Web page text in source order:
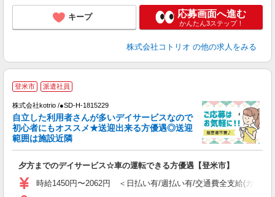
キープ 応募画面へ進む
かんたん3ステップ！
株式会社コトリオ の他の求人をみる
登米市 派遣社員
株式会社kotrio /●SD-H-1815229
自立した利用者さんが多いデイサービスなので
初心者にもオススメ★送迎出来る方優遇◎送迎
範囲は施設近隣
夕方までのデイサービス☆車の運転できる方優遇【登米市】
時給1450円〜2062円 ＜日払い有/週払い有/交通費全支給(ガソリ